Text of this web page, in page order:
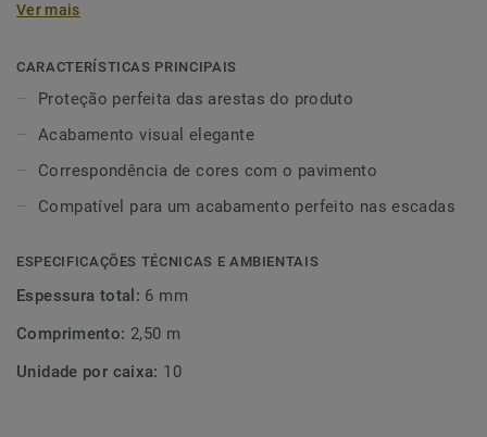
Ver mais
CARACTERÍSTICAS PRINCIPAIS
Proteção perfeita das arestas do produto
Acabamento visual elegante
Correspondência de cores com o pavimento
Compatível para um acabamento perfeito nas escadas
ESPECIFICAÇÕES TÉCNICAS E AMBIENTAIS
Espessura total: 6 mm
Comprimento: 2,50 m
Unidade por caixa: 10